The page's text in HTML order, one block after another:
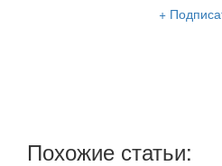
+
Похожие статьи: